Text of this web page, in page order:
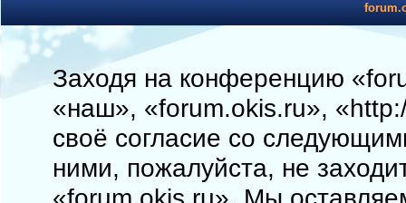
Заходя на конференцию
«наш», «forum.okis.ru»,
своё согласие со
ними, пожалуйста, не